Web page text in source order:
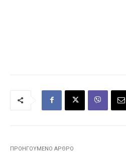
ΠΡΟΗΓΟΎΜΕΝΟ ΆΡΘΡΟ